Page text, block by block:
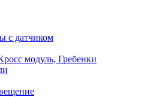
с датчиком
модуль, Гребенки